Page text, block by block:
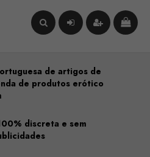
de artigos de
de produtos erótico
discreta e sem